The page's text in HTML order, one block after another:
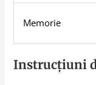
Memorie
Instrucțiuni